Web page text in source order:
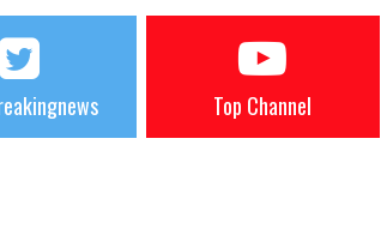
Top Channel